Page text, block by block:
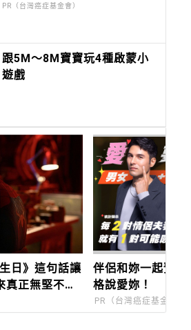
晚！
PR（台灣癌症基金會）
跟5M～8M寶寶玩4種啟蒙小
遊戲
日》這句話讓
真正無堅不摧
孩子
伴侶和妳一起預防
格說愛妳！
PR（台灣癌症基金會）